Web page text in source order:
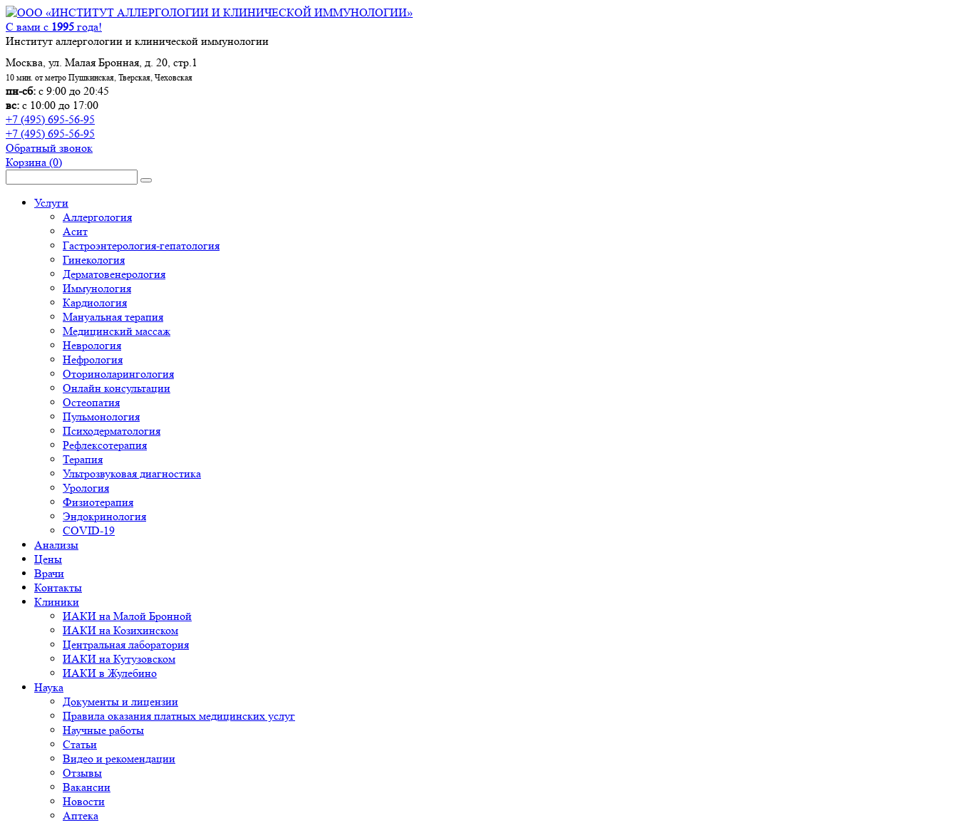
С вами с 1995 года!
Институт аллергологии и клинической иммунологии
Москва, ул. Малая Бронная, д. 20, стр.1
10 мин. от метро Пушкинская, Тверская, Чеховская
пн-сб: с 9:00 до 20:45
вс: с 10:00 до 17:00
+7 (495) 695-56-95
+7 (495) 695-56-95
Обратный звонок
Корзина (0)
Услуги
Аллергология
Асит
Гастроэнтерология-гепатология
Гинекология
Дерматовенерология
Иммунология
Кардиология
Мануальная терапия
Медицинский массаж
Неврология
Нефрология
Оториноларингология
Онлайн консультации
Остеопатия
Пульмонология
Психодерматология
Рефлексотерапия
Терапия
Ультрозвуковая диагностика
Урология
Физиотерапия
Эндокринология
COVID-19
Анализы
Цены
Врачи
Контакты
Клиники
ИАКИ на Малой Бронной
ИАКИ на Козихинском
Центральная лаборатория
ИАКИ на Кутузовском
ИАКИ в Жулебино
Наука
Документы и лицензии
Правила оказания платных медицинских услуг
Научные работы
Статьи
Видео и рекомендации
Отзывы
Вакансии
Новости
Аптека